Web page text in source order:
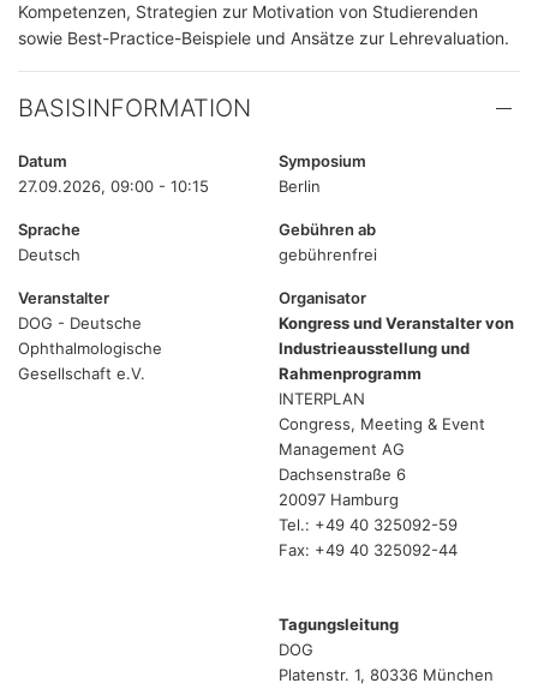
Kompetenzen, Strategien zur Motivation von Studierenden
sowie Best-Practice-Beispiele und Ansätze zur Lehrevaluation.
BASISINFORMATION
Datum
27.09.2026, 09:00 - 10:15
Symposium
Berlin
Sprache
Deutsch
Gebühren ab
gebührenfrei
Veranstalter
DOG - Deutsche
Ophthalmologische
Gesellschaft e.V.
Organisator
Kongress und Veranstalter von
Industrieausstellung und
Rahmenprogramm
INTERPLAN
Congress, Meeting & Event
Management AG
Dachsenstraße 6
20097 Hamburg
Tel.: +49 40 325092-59
Fax: +49 40 325092-44
Tagungsleitung
DOG
Platenstr. 1, 80336 München